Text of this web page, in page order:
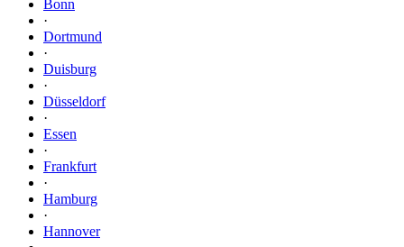
Bonn
·
Dortmund
·
Duisburg
·
Düsseldorf
·
Essen
·
Frankfurt
·
Hamburg
·
Hannover